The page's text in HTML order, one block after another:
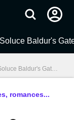
Soluce Baldur's
Baldur's Gate 3 : Classes, quêtes, romances... Guide complet
romances...